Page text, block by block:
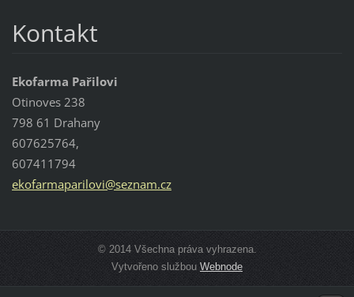
Kontakt
Ekofarma Pařilovi
Otinoves 238
798 61 Drahany
607625764,
607411794
ekofarmaparilovi@seznam.cz
© 2014 Všechna práva vyhrazena.
Vytvořeno službouWebnode